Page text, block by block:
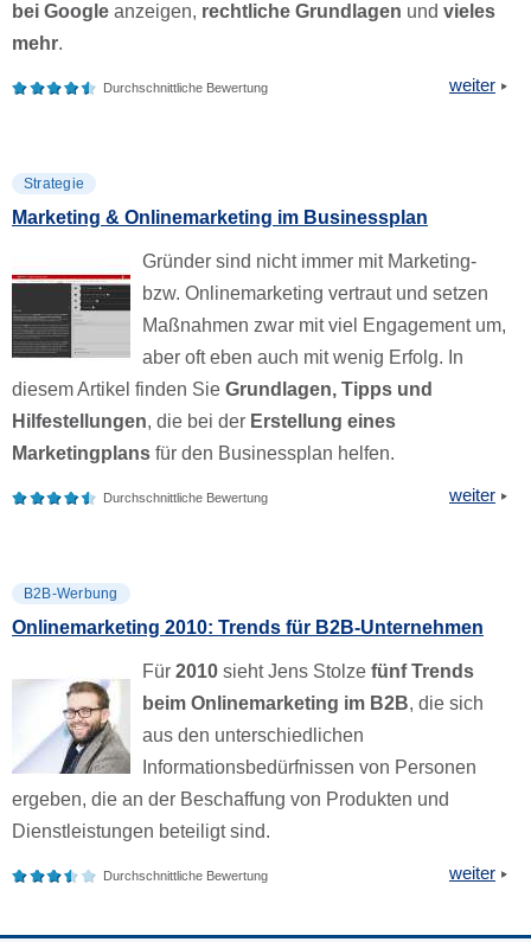
bei Google anzeigen, rechtliche Grundlagen und vieles
mehr.
Durchschnittliche Bewertung weiter
Strategie
Marketing & Onlinemarketing im Businessplan
Gründer sind nicht immer mit Marketing-
bzw. Onlinemarketing vertraut und setzen
Maßnahmen zwar mit viel Engagement um,
aber oft eben auch mit wenig Erfolg. In
diesem Artikel finden Sie Grundlagen, Tipps und
Hilfestellungen, die bei der Erstellung eines
Marketingplans für den Businessplan helfen.
Durchschnittliche Bewertung weiter
B2B-Werbung
Onlinemarketing 2010: Trends für B2B-Unternehmen
Für 2010 sieht Jens Stolze fünf Trends
beim Onlinemarketing im B2B, die sich
aus den unterschiedlichen
Informationsbedürfnissen von Personen
ergeben, die an der Beschaffung von Produkten und
Dienstleistungen beteiligt sind.
Durchschnittliche Bewertung weiter